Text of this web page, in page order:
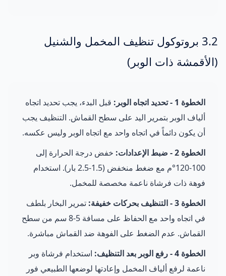
3.2 بروتوكول تنظيف المخمل والشنيل
(الأقمشة ذات الوبر)
الخطوة 1 - تحديد اتجاه الوبر:
قبل البدء، يجب تحديد اتجاه
ألياف الوبر بتمرير اليد على سطح القماش. التنظيف يجب
أن يكون دائماً في اتجاه واحد مع اتجاه الوبر وليس عكسه.
الخطوة 2 - ضبط الإعدادات:
خفض درجة الحرارة إلى
100-120°م مع ضغط منخفض (1.5-2.5 بار). استخدام
فوهة ذات فرشاة ناعمة مخصصة للمخمل.
الخطوة 3 - التنظيف بحركات خفيفة:
تمرير البخار بلطف
في اتجاه واحد مع الحفاظ على مسافة 5-8 سم من سطح
القماش. عدم الضغط على الفوهة ضد القماش مباشرة.
الخطوة 4 - رفع الوبر بعد التنظيف:
استخدام فرشاة وبر
ناعمة لرفع ألياف المخمل وإعادتها لوضعها الطبيعي فور